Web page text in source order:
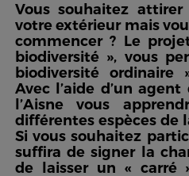
Vous souhaitez
votre extérieur mais
commencer ? Le
biodiversité », vous
biodiversité
Avec l’aide d’un
l’Aisne vous
différentes espèces de
Si vous souhaitez
suffira de signer la
de laisser un « carré